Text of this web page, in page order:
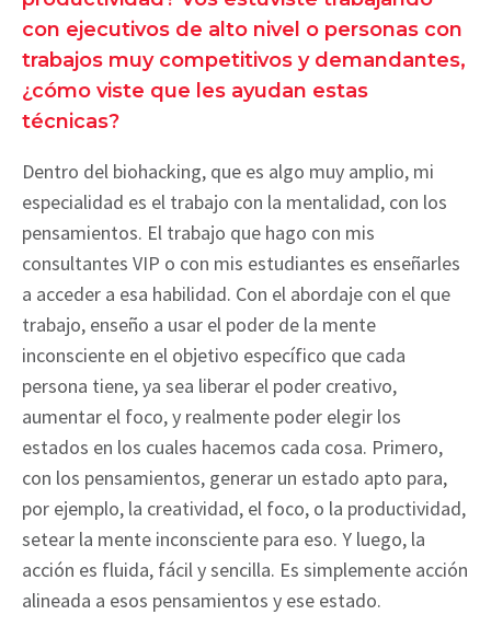
con ejecutivos de alto nivel o personas con
trabajos muy competitivos y demandantes,
¿cómo viste que les ayudan estas
técnicas?
Dentro del biohacking, que es algo muy amplio, mi
especialidad es el trabajo con la mentalidad, con los
pensamientos. El trabajo que hago con mis
consultantes VIP o con mis estudiantes es enseñarles
a acceder a esa habilidad. Con el abordaje con el que
trabajo, enseño a usar el poder de la mente
inconsciente en el objetivo específico que cada
persona tiene, ya sea liberar el poder creativo,
aumentar el foco, y realmente poder elegir los
estados en los cuales hacemos cada cosa. Primero,
con los pensamientos, generar un estado apto para,
por ejemplo, la creatividad, el foco, o la productividad,
setear la mente inconsciente para eso. Y luego, la
acción es fluida, fácil y sencilla. Es simplemente acción
alineada a esos pensamientos y ese estado.